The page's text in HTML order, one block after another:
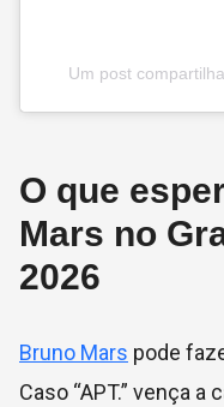
Um post
O que
Mars no
2026
Bruno Mars pode
Caso “APT.” vença a